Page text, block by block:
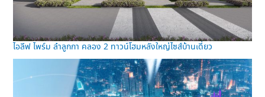
ไอลีฟ ไพร์ม ลำลูกกา คลอง 2 ทาวน์โฮมหลังใหญ่ไซส์บ้านเดี่ยว